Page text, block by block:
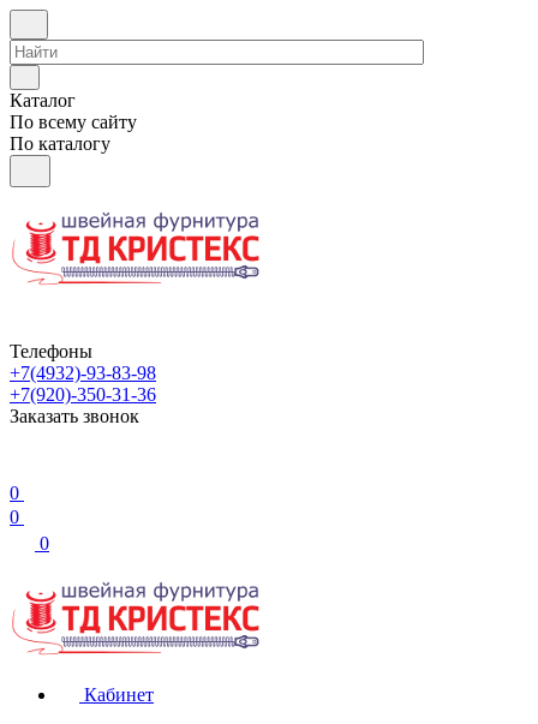
Каталог
По всему сайту
По каталогу
Телефоны
+7(4932)-93-83-98
+7(920)-350-31-36
Заказать звонок
0
0
0
Кабинет